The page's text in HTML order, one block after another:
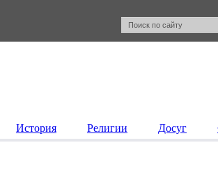
История Религии Досуг